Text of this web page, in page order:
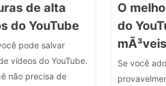
de alta
do YouTube
pode salvar
vídeos do YouTube.
não precisa de
O
do
mÃ³veis
Se você